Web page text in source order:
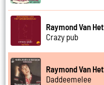
Raymond Van
Crazy pub
Raymond Van
Daddeemelee